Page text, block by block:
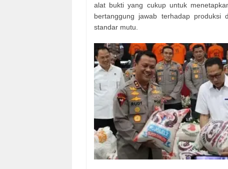
alat bukti yang cukup untuk
bertanggung jawab terhadap
standar mutu.